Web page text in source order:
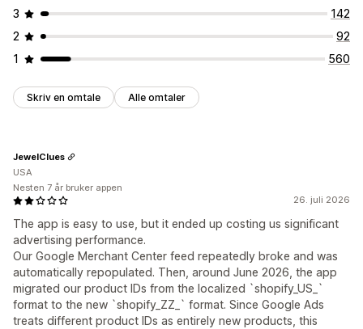
3
142
2
92
1
560
Skriv en omtale Alle omtaler
26. juli 2026
The app is easy to use, but it ended up costing us significant
advertising performance.
Our Google Merchant Center feed repeatedly broke and was
automatically repopulated. Then, around June 2026, the app
migrated our product IDs from the localized `shopify_US_`
format to the new `shopify_ZZ_` format. Since Google Ads
treats different product IDs as entirely new products, this
JewelClues
USA
Nesten 7 år bruker appen